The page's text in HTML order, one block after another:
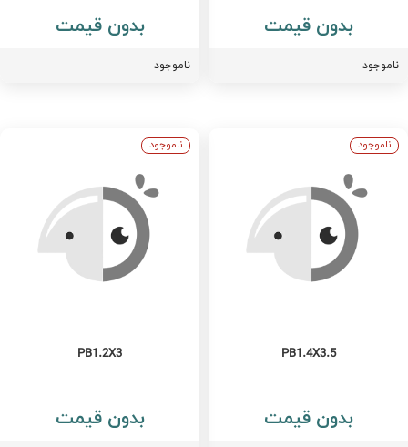
بدون قیمت بدون قیمت
ناموجود
PB1.4X3.5
بدون قیمت
ناموجود
PB1.2X3
بدون قیمت
ناموجود